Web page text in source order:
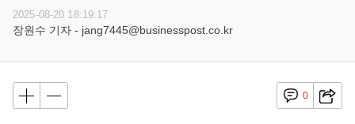
2025-08-20 18:19:17
장원수 기자 - jang7445@businesspost.co.kr
0